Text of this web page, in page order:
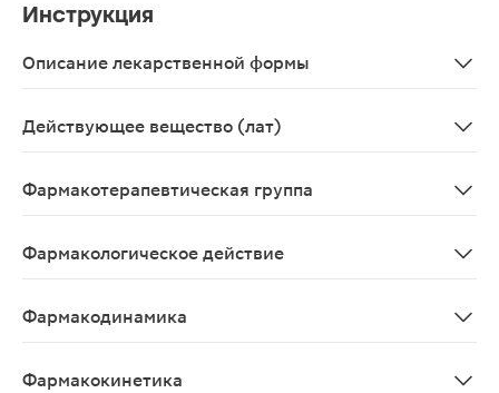
Инструкция
Описание лекарственной формы
Действующее вещество (лат)
Фармакотерапевтическая группа
Фармакологическое действие
Фармакодинамика
Фармакокинетика